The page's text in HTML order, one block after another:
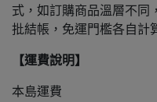
式，如訂購商品溫層不同
批結帳，免運門檻各自計
【運費說明】
本島運費